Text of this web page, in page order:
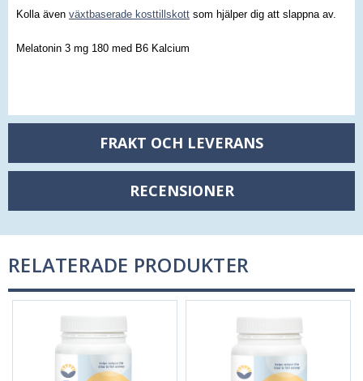
Kolla även växtbaserade kosttillskott som hjälper dig att slappna av.
Melatonin 3 mg 180 med B6 Kalcium
FRAKT OCH LEVERANS
RECENSIONER
RELATERADE PRODUKTER